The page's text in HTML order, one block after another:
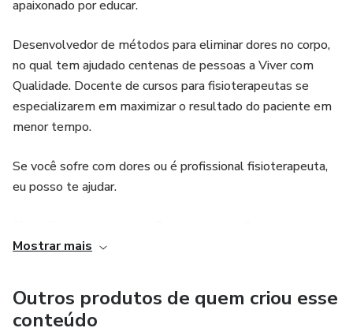
apaixonado por educar.
Desenvolvedor de métodos para eliminar dores no corpo,
no qual tem ajudado centenas de pessoas a Viver com
Qualidade. Docente de cursos para fisioterapeutas se
especializarem em maximizar o resultado do paciente em
menor tempo.
Se você sofre com dores ou é profissional fisioterapeuta,
eu posso te ajudar.
que detém todas as ferramentas necessárias para
qualidade que ele merece para viver livre das dores. Venha
comigo que eu te ensino a direção."
Mostrar mais
Outros produtos de quem criou esse
conteúdo